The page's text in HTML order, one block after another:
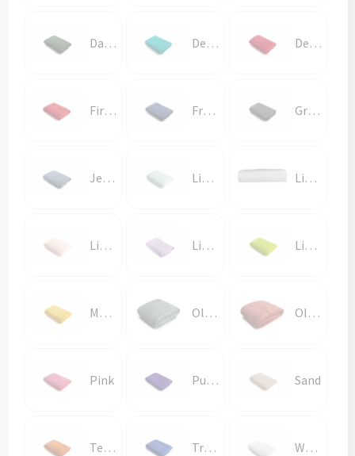
Dark Green Deep Blue Deep Red
Fire Red French Navy Graphite
Jeans Blue Light Blue Light Grey
Light Pink Light Purple Lime Green
Mustard Old Green Old Pink
Pink Purple Sand
Terra True Blue White